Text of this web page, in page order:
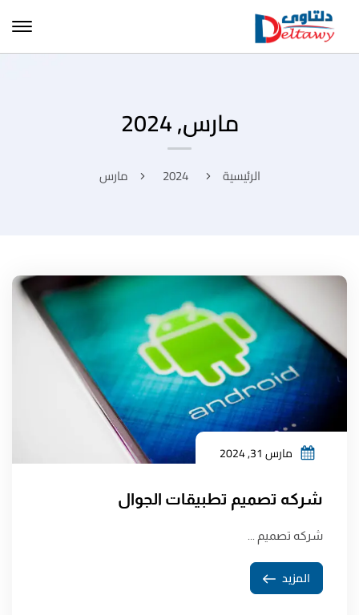
مارس, 2024
الرئيسية 2024 مارس
مارس 31, 2024
شركه تصميم تطبيقات الجوال
شركه تصميم ...
المزيد